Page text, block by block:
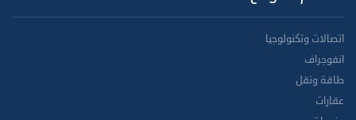
اتصالات وتكنولوجيا
انفوجراف
طاقة ونقل
عقارات